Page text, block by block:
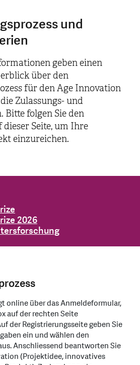
und
geben einen
über den
für den Age Innovation
Zulassungs- und
folgen Sie den
Seite, um Ihre
einzureichen.
2026
online über das Anmeldeformular,
auf der rechten Seite
der Registrierungsseite geben Sie
ein und wählen den
Anschliessend beantworten Sie
(Projektidee, innovatives